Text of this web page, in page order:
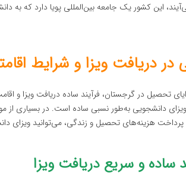
این کشور یک جامعه بین‌المللی پویا دارد که
در دریافت ویزا و شرایط
تحصیل در گرجستان، فرآیند ساده دریافت ویزا و
ویزای دانشجویی به‌طور نسبی ساده است. در بسیاری از
پرداخت هزینه‌های تحصیل و زندگی، می‌توانید ویزای
ساده و سریع دریافت ویزا